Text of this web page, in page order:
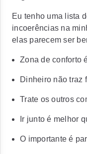
Eu tenho uma lista
incoerências na
elas parecem ser
Zona de conforto
Dinheiro não traz
Trate os outros
Ir junto é melhor
O importante é